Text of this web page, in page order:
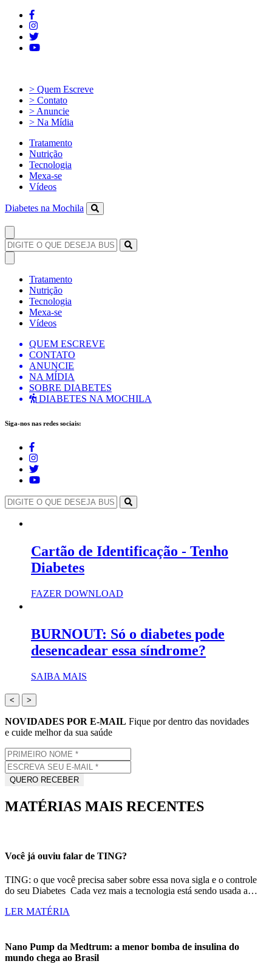
> Quem Escreve
> Contato
> Anuncie
> Na Mídia
Tratamento
Nutrição
Tecnologia
Mexa-se
Vídeos
Diabetes na Mochila
Tratamento
Nutrição
Tecnologia
Mexa-se
Vídeos
QUEM ESCREVE
CONTATO
ANUNCIE
NA MÍDIA
SOBRE DIABETES
DIABETES NA MOCHILA
Siga-nos nas redes sociais:
Cartão de Identificação - Tenho
Diabetes
FAZER DOWNLOAD
BURNOUT: Só o diabetes pode
desencadear essa síndrome?
SAIBA MAIS
< >
NOVIDADES POR E-MAIL Fique por dentro das novidades
e cuide melhor da sua saúde
MATÉRIAS MAIS RECENTES
Você já ouviu falar de TING?
TING: o que você precisa saber sobre essa nova sigla e o controle
do seu Diabetes Cada vez mais a tecnologia está sendo usada a…
LER MATÉRIA
Nano Pump da Medtrum: a menor bomba de insulina do
mundo chega ao Brasil